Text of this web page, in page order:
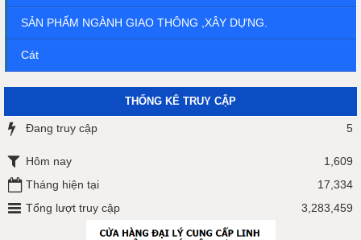
SẢN PHẨM NGÀNH GIAO THÔNG ,XÂY DỰNG.
Cát
THỐNG KÊ TRUY CẬP
Đang truy cập 5
Hôm nay
1,609
Tháng hiện tại
17,334
Tổng lượt truy cập
3,283,459